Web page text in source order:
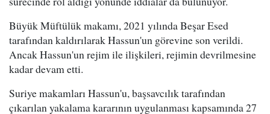
Büyük Müftülük makamı, 2021 yılında Beşar Esed
tarafından kaldırılarak Hassun'un görevine son verildi.
Ancak Hassun'un rejim ile ilişkileri, rejimin devrilmesine
kadar devam etti.
Suriye makamları Hassun'u, başsavcılık tarafından
çıkarılan yakalama kararının uygulanması kapsamında 27